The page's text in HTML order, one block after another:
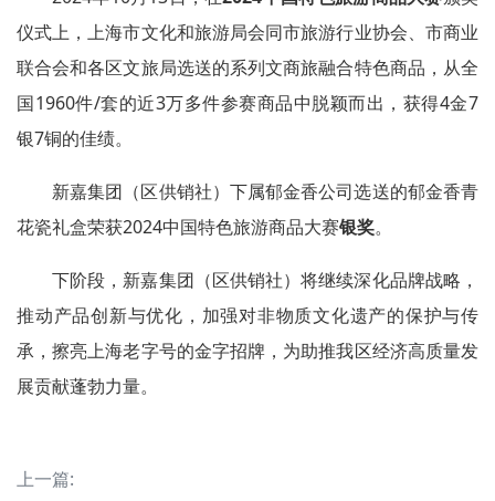
仪式上，上海市文化和旅游局会同市旅游行业协会、市商业
联合会和各区文旅局选送的系列文商旅融合特色商品，从全
国1960件/套的近3万多件参赛商品中脱颖而出，获得4金7
银7铜的佳绩。
新嘉集团（区供销社）下属郁金香公司选送的郁金香青
花瓷礼盒荣获2024中国特色旅游商品大赛银奖。
下阶段，新嘉集团（区供销社）将继续深化品牌战略，
推动产品创新与优化，加强对非物质文化遗产的保护与传
承，擦亮上海老字号的金字招牌，为助推我区经济高质量发
展贡献蓬勃力量。
上一篇: